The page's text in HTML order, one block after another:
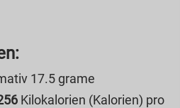
17.5 grame
Kilokalorien (Kalorien) pro